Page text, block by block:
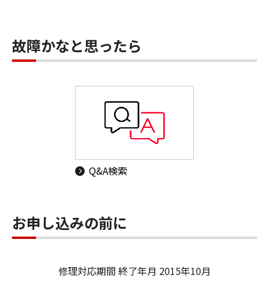
故障かなと思ったら
Q&A検索
お申し込みの前に
修理対応期間 終了年月 2015年10月